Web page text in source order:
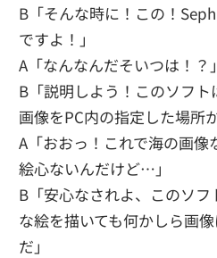
B「そんな時に！この！
ですよ！」
A「なんなんだそいつは！？」
B「説明しよう！このソフ
画像をPC内の指定した場所
A「おおっ！これで海の画
絵心ないんだけど…」
B「安心なされよ、このソ
な絵を描いても何かしら画
だ」